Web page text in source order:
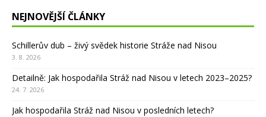
NEJNOVĚJŠÍ ČLÁNKY
Schillerův dub – živý svědek historie Stráže nad Nisou
3. 8. 2026
Detailně: Jak hospodařila Stráž nad Nisou v letech 2023–2025?
24. 7. 2026
Jak hospodařila Stráž nad Nisou v posledních letech?